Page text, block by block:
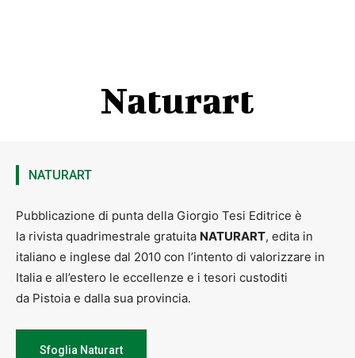
Naturart
NATURART
Pubblicazione di punta della Giorgio Tesi Editrice è
la rivista quadrimestrale gratuita NATURART, edita in
italiano e inglese dal 2010 con l’intento di valorizzare in
Italia e all’estero le eccellenze e i tesori custoditi
da Pistoia e dalla sua provincia.
Sfoglia Naturart